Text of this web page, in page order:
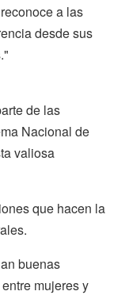
a las
desde sus
de las
Nacional de
valiosa
que hacen la
buenas
mujeres y